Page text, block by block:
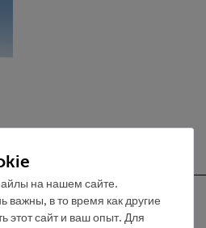
на нашем сайте.
важны, в то время как другие
этот сайт и ваш опыт. Для